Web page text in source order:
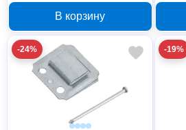
гвоздями, 100 шт
В корзину
-24% -19%